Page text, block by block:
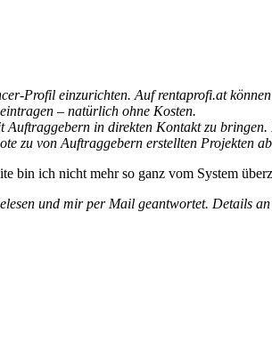
Profil einzurichten. Auf rentaprofi.at
– natürlich ohne Kosten.
Auftraggebern in direkten Kontakt zu
zu von Auftraggebern erstellten Projekten
bin ich nicht mehr so ganz vom System
und mir per Mail geantwortet. Details an